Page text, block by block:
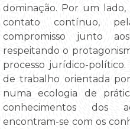
dominação. Por um
contato contínuo,
compromisso junto
respeitando o
processo jurídico-
de trabalho orientada
numa ecologia de
conhecimentos dos
encontram-se com os